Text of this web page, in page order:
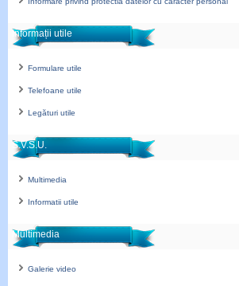
Informații utile
Formulare utile
Telefoane utile
Legături utile
S.V.S.U.
Multimedia
Informatii utile
Multimedia
Galerie video